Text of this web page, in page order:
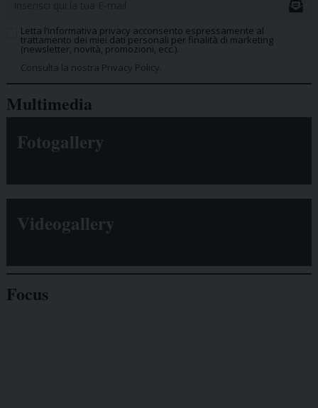
Letta l’informativa privacy acconsento espressamente al
trattamento dei miei dati personali per finalità di marketing
(newsletter, novità, promozioni, ecc.).
Consulta la nostra Privacy Policy.
Multimedia
Fotogallery
Videogallery
Focus